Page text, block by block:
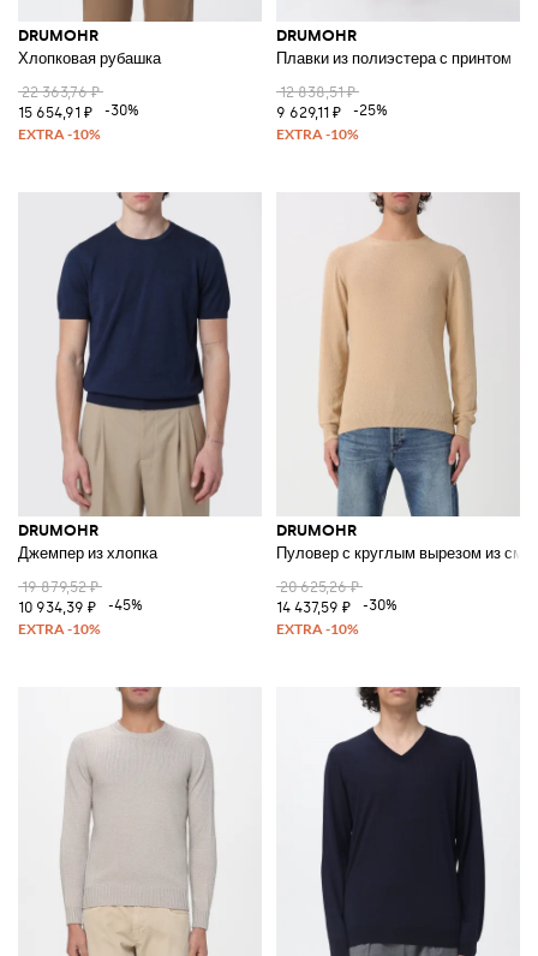
DRUMOHR
Хлопковая рубашка
22 363,76 ₽
15 654,91 ₽
-30%
DRUMOHR
Плавки из полиэстера с принтом
12 838,51 ₽
9 629,11 ₽
-25%
DRUMOHR
Джемпер из хлопка
19 879,52 ₽
10 934,39 ₽
-45%
DRUMOHR
Пуловер с круглым вырезом из
20 625,26 ₽
14 437,59 ₽
-30%